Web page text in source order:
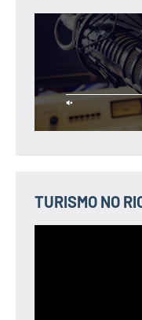
TURISMO NO